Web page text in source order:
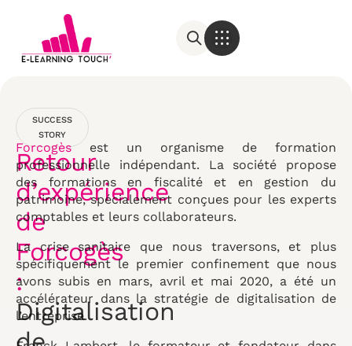
SUCCESS
STORY
Retour
d’expérience
de
Forcogès
:
Digitalisation
Forcogèsest un organisme de formation
professionnelle indépendant. La société propose
des formations en fiscalité et en gestion du
patrimoine, spécialement conçues pour les experts
comptables et leurs collaborateurs.
La crise sanitaire que nous traversons, et plus
spécifiquement le premier confinement que nous
avons subis en mars, avril et mai 2020, a été un
accélérateur dans la stratégie de digitalisation de
l’entreprise.